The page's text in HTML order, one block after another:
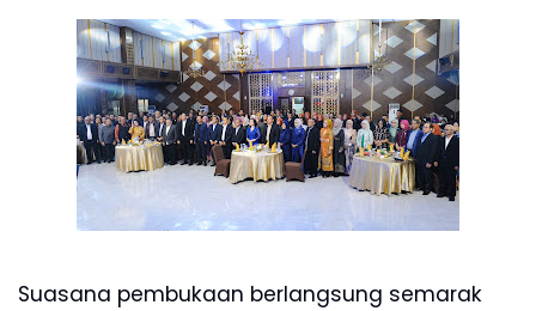
Suasana pembukaan berlangsung semarak